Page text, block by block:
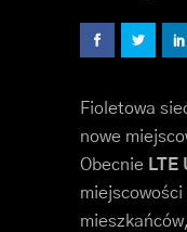
Fioletowa
nowe
Obecnie LTE